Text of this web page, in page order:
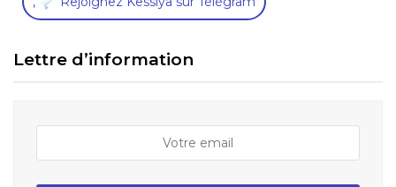
Lettre d’information